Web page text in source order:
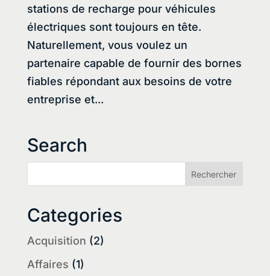
stations de recharge pour véhicules
électriques sont toujours en tête.
Naturellement, vous voulez un
partenaire capable de fournir des bornes
fiables répondant aux besoins de votre
entreprise et...
Search
Categories
Acquisition (2)
Affaires (1)